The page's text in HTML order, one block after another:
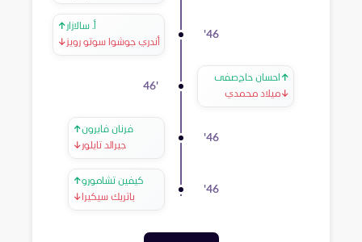
46
'
↑أ. سالازار
↓أندري جوشوا سوتو رويز
↑ احسان حاج‌صفی
↓ميلاد محمدي
46'
46
'
↑فرنان فايرون
↓جيرالد تايلور
46
'
↑كيفين تشامورو
↓ باتريك سيكيرا